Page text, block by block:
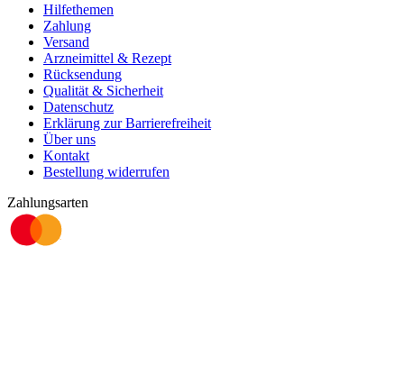
Hilfethemen
Zahlung
Versand
Arzneimittel & Rezept
Rücksendung
Qualität & Sicherheit
Datenschutz
Erklärung zur Barrierefreiheit
Über uns
Kontakt
Bestellung widerrufen
Zahlungsarten